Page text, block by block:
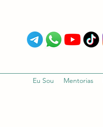
Eu Sou Mentorias